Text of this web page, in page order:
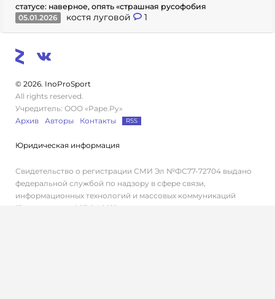
статусе: наверное, опять «страшная русофобия
05.01.2026
костя луговой 1
© 2026. InoProSport
All rights reserved.
Учредитель: ООО «Раре.Ру»
Архив
Авторы Контакты RSS
Юридическая информация
Свидетельство о регистрации СМИ Эл №ФС77-72704 выдано
федеральной службой по надзору в сфере связи,
информационных технологий и массовых коммуникаций
(Роскомнадзор) 23.04.2018 г.